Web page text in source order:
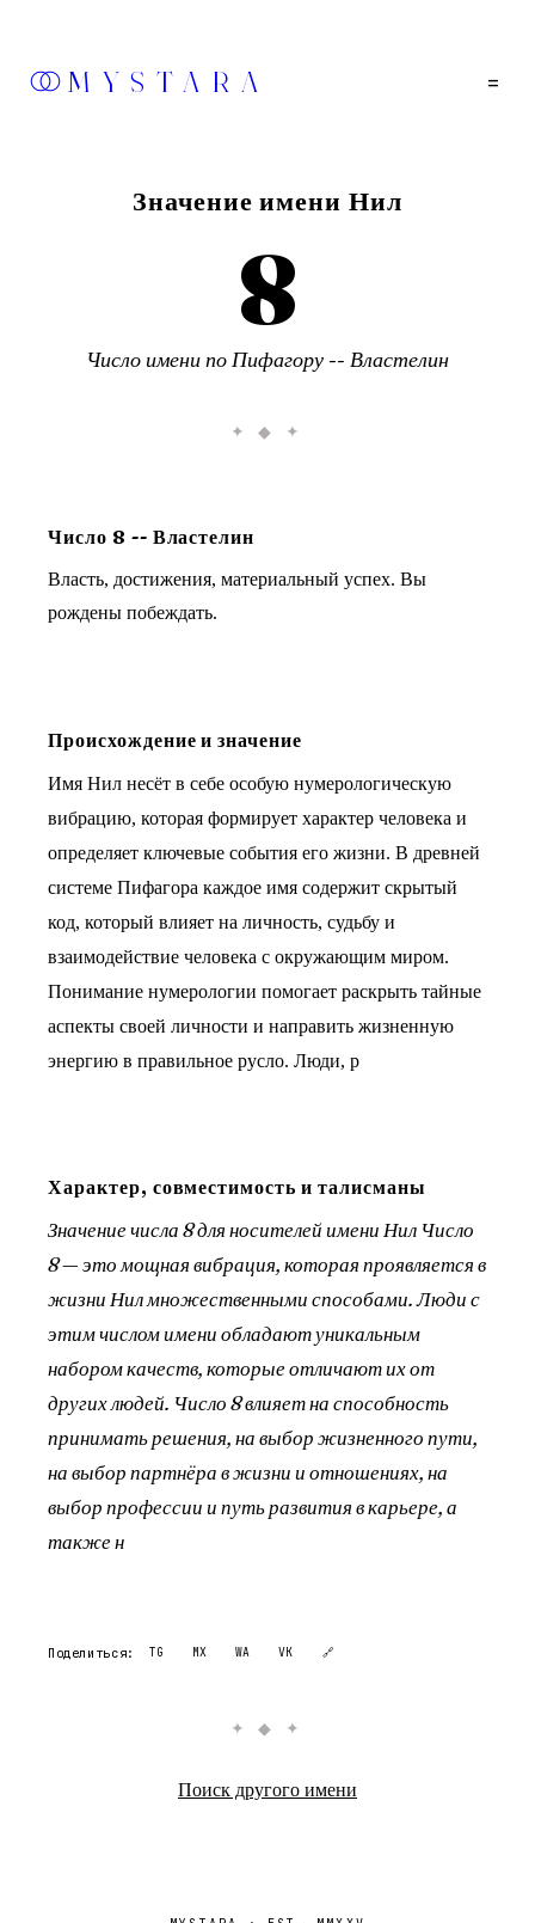
MYSTARA =
Значение имени Нил
8
Число имени по Пифагору -- Властелин
✦ ◆ ✦
Число 8 -- Властелин
Власть, достижения, материальный успех. Вы
рождены побеждать.
Происхождение и значение
Имя Нил несёт в себе особую нумерологическую
вибрацию, которая формирует характер человека и
определяет ключевые события его жизни. В древней
системе Пифагора каждое имя содержит скрытый
код, который влияет на личность, судьбу и
взаимодействие человека с окружающим миром.
Понимание нумерологии помогает раскрыть тайные
аспекты своей личности и направить жизненную
энергию в правильное русло. Люди, р
Характер, совместимость и талисманы
Значение числа 8 для носителей имени Нил Число
8 — это мощная вибрация, которая проявляется в
жизни Нил множественными способами. Люди с
этим числом имени обладают уникальным
набором качеств, которые отличают их от
других людей. Число 8 влияет на способность
принимать решения, на выбор жизненного пути,
на выбор партнёра в жизни и отношениях, на
выбор профессии и путь развития в карьере, а
также н
Поделиться: TG MX WA VK 🔗
✦ ◆ ✦
Поиск другого имени